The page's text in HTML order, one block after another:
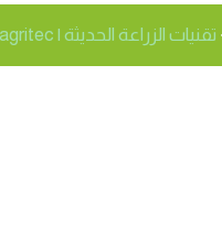
تقنيات الزراعة الحديثة | Modernagritec